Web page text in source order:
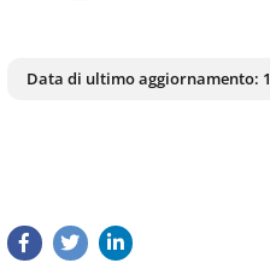
Data di ultimo aggiornamento: